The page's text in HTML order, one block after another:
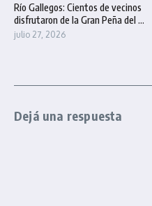
Río Gallegos: Cientos de vecinos
disfrutaron de la Gran Peña del ...
julio 27, 2026
Dejá una respuesta